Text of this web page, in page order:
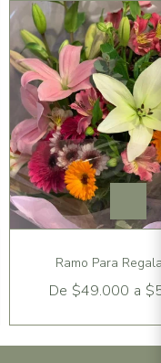
Ramo Para
De $49.000 a